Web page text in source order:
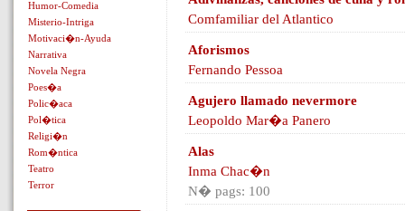
Comfamiliar del Atlantico
Aforismos
Fernando Pessoa
Agujero llamado nevermore
Leopoldo Mar�a Panero
Alas
Inma Chac�n
N� pags: 100
Humor-Comedia
Misterio-Intriga
Motivaci�n-Ayuda
Narrativa
Novela Negra
Poes�a
Polic�aca
Pol�tica
Religi�n
Rom�ntica
Teatro
Terror